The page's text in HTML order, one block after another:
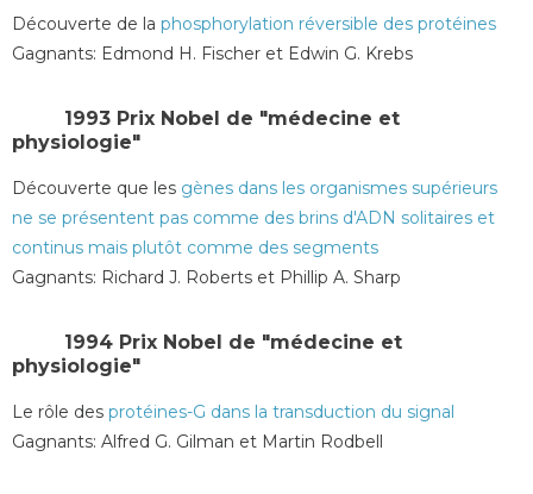
Découverte de la phosphorylation réversible des protéines
Gagnants: Edmond H. Fischer et Edwin G. Krebs
1993 Prix ​​Nobel de "médecine et
physiologie"
Découverte que les gènes dans les organismes supérieurs
ne se présentent pas comme des brins d'ADN solitaires et
continus mais plutôt comme des segments
Gagnants: Richard J. Roberts et Phillip A. Sharp
1994 Prix ​​Nobel de "médecine et
physiologie"
Le rôle des protéines-G dans la transduction du signal
Gagnants: Alfred G. Gilman et Martin Rodbell